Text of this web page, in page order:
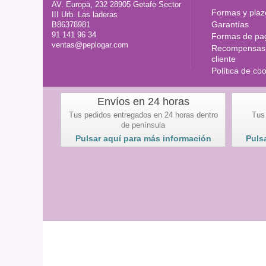
AV. Europa, 232 28905 Getafe Sector
III Urb. Las laderas
B86378981
91 141 96 34
ventas@peplogar.com
Formas y
Garantías
Formas de
cliente
Política de
Envíos en 24 horas
Tus pedidos entregados en 24 horas dentro
de península
Pulsar aquí para más información